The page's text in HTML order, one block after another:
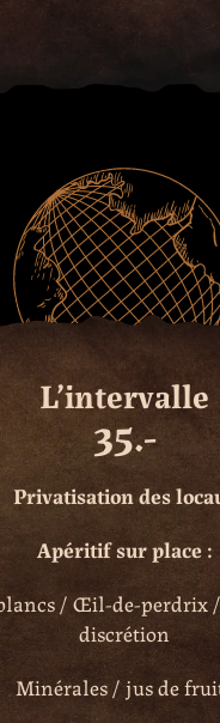
L’intervalle
35.-
Privatisation des
Apéritif sur place :
/ Œil-de-perdrix /
discrétion
Minérales / jus de